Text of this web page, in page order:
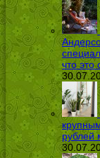
что это
рублей